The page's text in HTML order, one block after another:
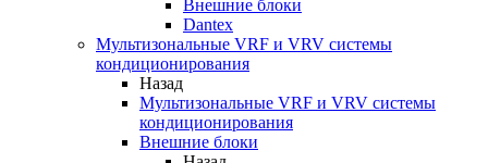
Внешние блоки
Dantex
Мультизональные VRF и VRV системы
кондиционирования
Назад
Мультизональные VRF и VRV системы
кондиционирования
Внешние блоки